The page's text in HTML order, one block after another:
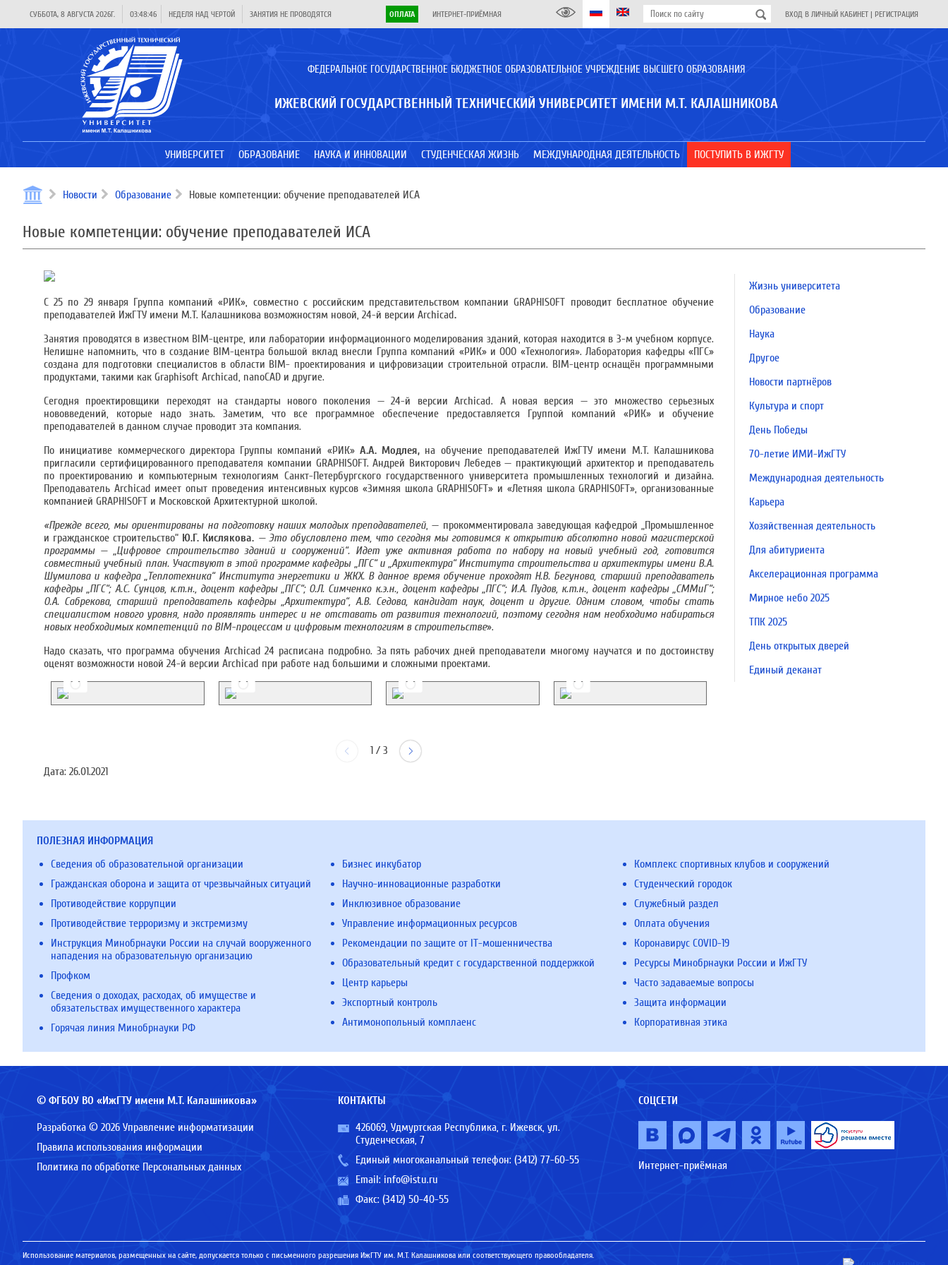
СУББОТА, 8 АВГУСТА 2026Г. 03:48:46 НЕДЕЛЯ НАД ЧЕРТОЙ ЗАНЯТИЯ НЕ ПРОВОДЯТСЯ ОПЛАТА ИНТЕРНЕТ-ПРИЁМНАЯ ВХОД В ЛИЧНЫЙ КАБИНЕТ | РЕГИСТРАЦИЯ
ФЕДЕРАЛЬНОЕ ГОСУДАРСТВЕННОЕ БЮДЖЕТНОЕ ОБРАЗОВАТЕЛЬНОЕ УЧРЕЖДЕНИЕ ВЫСШЕГО ОБРАЗОВАНИЯ
ИЖЕВСКИЙ ГОСУДАРСТВЕННЫЙ ТЕХНИЧЕСКИЙ УНИВЕРСИТЕТ ИМЕНИ М.Т. КАЛАШНИКОВА
УНИВЕРСИТЕТ ОБРАЗОВАНИЕ НАУКА И ИННОВАЦИИ СТУДЕНЧЕСКАЯ ЖИЗНЬ МЕЖДУНАРОДНАЯ ДЕЯТЕЛЬНОСТЬ ПОСТУПИТЬ В ИЖГТУ
Новости Образование Новые компетенции: обучение преподавателей ИСА
Новые компетенции: обучение преподавателей ИСА
С 25 по 29 января Группа компаний «РИК», совместно с российским представительством компании GRAPHISOFT проводит бесплатное обучение
преподавателей ИжГТУ имени М.Т. Калашникова возможностям новой, 24-й версии Archicad.
Занятия проводятся в известном BIM-центре, или лаборатории информационного моделирования зданий, которая находится в 3-м учебном корпусе.
Нелишне напомнить, что в создание BIM-центра большой вклад внесли Группа компаний «РИК» и ООО «Технология». Лаборатория кафедры «ПГС»
создана для подготовки специалистов в области BIM- проектирования и цифровизации строительной отрасли. BIM-центр оснащён программными
продуктами, такими как Graphisoft Archicad, nanoCAD и другие.
Сегодня проектировщики переходят на стандарты нового поколения — 24-й версии Archicad. А новая версия — это множество серьезных
нововведений, которые надо знать. Заметим, что все программное обеспечение предоставляется Группой компаний «РИК» и обучение
преподавателей в данном случае проводит эта компания.
По инициативе коммерческого директора Группы компаний «РИК» А.А. Модлея, на обучение преподавателей ИжГТУ имени М.Т. Калашникова
пригласили сертифицированного преподавателя компании GRAPHISOFT. Андрей Викторович Лебедев — практикующий архитектор и преподаватель
по проектированию и компьютерным технологиям Санкт-Петербургского государственного университета промышленных технологий и дизайна.
Преподаватель Archicad имеет опыт проведения интенсивных курсов «Зимняя школа GRAPHISOFT» и «Летняя школа GRAPHISOFT», организованные
компанией GRAPHISOFT и Московской Архитектурной школой.
«Прежде всего, мы ориентированы на подготовку наших молодых преподавателей, — прокомментировала заведующая кафедрой „Промышленное
и гражданское строительство“ Ю.Г. Кислякова. — Это обусловлено тем, что сегодня мы готовимся к открытию абсолютно новой магистерской
программы — „Цифровое строительство зданий и сооружений“. Идет уже активная работа по набору на новый учебный год, готовится
совместный учебный план. Участвуют в этой программе кафедры „ПГС“ и „Архитектура“ Института строительства и архитектуры имени В.А.
Шумилова и кафедра „Теплотехника“ Института энергетики и ЖКХ. В данное время обучение проходят Н.В. Бегунова, старший преподаватель
кафедры „ПГС“; А.С. Сунцов, к.т.н., доцент кафедры „ПГС“; О.Л. Симченко к.э.н., доцент кафедры „ПГС“; И.А. Пудов, к.т.н., доцент кафедры „СММиГ“;
О.А. Сабрекова, старший преподаватель кафедры „Архитектура“, А.В. Седова, кандидат наук, доцент и другие. Одним словом, чтобы стать
специалистом нового уровня, надо проявлять интерес и не отставать от развития технологий, поэтому сегодня нам необходимо набираться
новых необходимых компетенций по BIM-процессам и цифровым технологиям в строительстве».
Надо сказать, что программа обучения Archicad 24 расписана подробно. За пять рабочих дней преподаватели многому научатся и по достоинству
оценят возможности новой 24-й версии Archicad при работе над большими и сложными проектами.
1/ 3
Дата: 26.01.2021
Жизнь университета
Образование
Наука
Другое
Новости партнёров
Культура и спорт
День Победы
70-летие ИМИ-ИжГТУ
Международная деятельность
Карьера
Хозяйственная деятельность
Для абитуриента
Акселерационная программа
Мирное небо 2025
ТПК 2025
День открытых дверей
Единый деканат
ПОЛЕЗНАЯ ИНФОРМАЦИЯ
Сведения об образовательной организации
Гражданская оборона и защита от чрезвычайных ситуаций
Противодействие коррупции
Противодействие терроризму и экстремизму
Инструкция Минобрнауки России на случай вооруженного
нападения на образовательную организацию
Профком
Сведения о доходах, расходах, об имуществе и
обязательствах имущественного характера
Горячая линия Минобрнауки РФ
Бизнес инкубатор
Научно-инновационные разработки
Инклюзивное образование
Управление информационных ресурсов
Рекомендации по защите от IT-мошенничества
Образовательный кредит с государственной поддержкой
Центр карьеры
Экспортный контроль
Антимонопольный комплаенс
Комплекс спортивных клубов и сооружений
Студенческий городок
Служебный раздел
Оплата обучения
Коронавирус COVID-19
Ресурсы Минобрнауки России и ИжГТУ
Часто задаваемые вопросы
Защита информации
Корпоративная этика
© ФГБОУ ВО «ИжГТУ имени М.Т. Калашникова»
Разработка © 2026 Управление информатизации
Правила использования информации
Политика по обработке Персональных данных
КОНТАКТЫ
426069, Удмуртская Республика, г. Ижевск, ул.
Студенческая, 7
Единый многоканальный телефон: (3412) 77-60-55
Email: info@istu.ru
Факс: (3412) 50-40-55
СОЦСЕТИ
Интернет-приёмная
Использование материалов, размещенных на сайте, допускается только с письменного разрешения ИжГТУ им. М.Т. Калашникова или соответствующего правообладателя.